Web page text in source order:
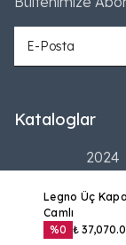
Legno Üç
Camlı
%0 ₺
Kataloglar
2024
©2026 Tüm